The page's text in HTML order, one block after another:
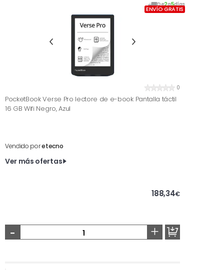
De2a5días
ENVÍO GRATIS
0
PocketBook Verse Pro lectore de e-book Pantalla táctil
16 GB Wifi Negro, Azul
Vendido poretecno
Ver más ofertas
188,34€
- +